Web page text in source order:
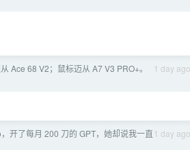
1 day ago
Ace 68 V2；鼠标迈从 A7 V3 PRO+。
1 day ago
开了每月 200 刀的 GPT，她却说我一直